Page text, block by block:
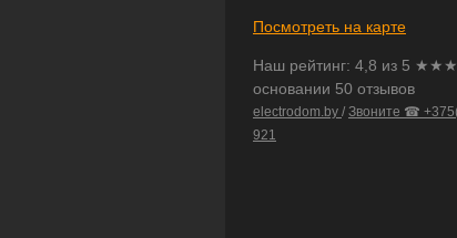
Посмотреть на карте
Наш рейтинг: 4,8 из 5
основании 50 отзывов
electrodom.by / Звоните ☎
921